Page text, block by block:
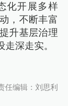
化开展多样
，不断丰富
升基层治理
深走实。
任编辑：刘思利